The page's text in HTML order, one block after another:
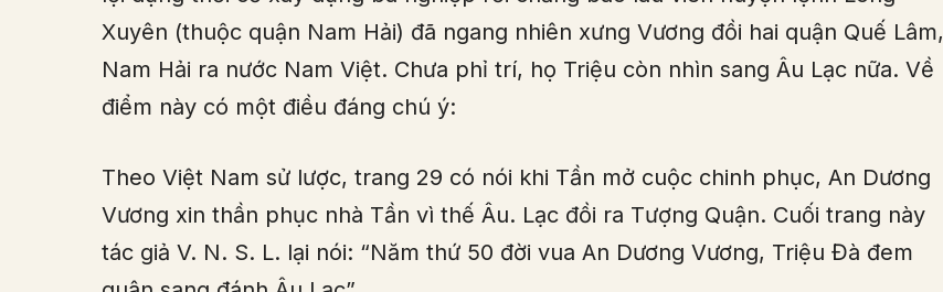
Xuyên (thuộc quận Nam Hải) đã ngang nhiên xưng Vương đồi hai quận Quế Lâm,
Nam Hải ra nước Nam Việt. Chưa phỉ trí, họ Triệu còn nhìn sang Âu Lạc nữa. Về
điểm này có một điều đáng chú ý:
Theo Việt Nam sử lược, trang 29 có nói khi Tần mở cuộc chinh phục, An Dương
Vương xin thần phục nhà Tần vì thế Âu. Lạc đồi ra Tượng Quận. Cuối trang này
tác giả V. N. S. L. lại nói: “Năm thứ 50 đời vua An Dương Vương, Triệu Đà đem